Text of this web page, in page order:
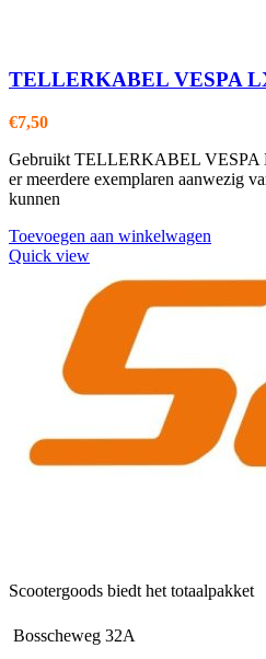
TELLERKABEL VESPA
€7,50
Gebruikt TELLERKABEL
er meerdere exemplaren aanwezig
kunnen
Toevoegen aan winkelwagen
Quick view
Scootergoods biedt het totaalpakket
Bosscheweg 32A